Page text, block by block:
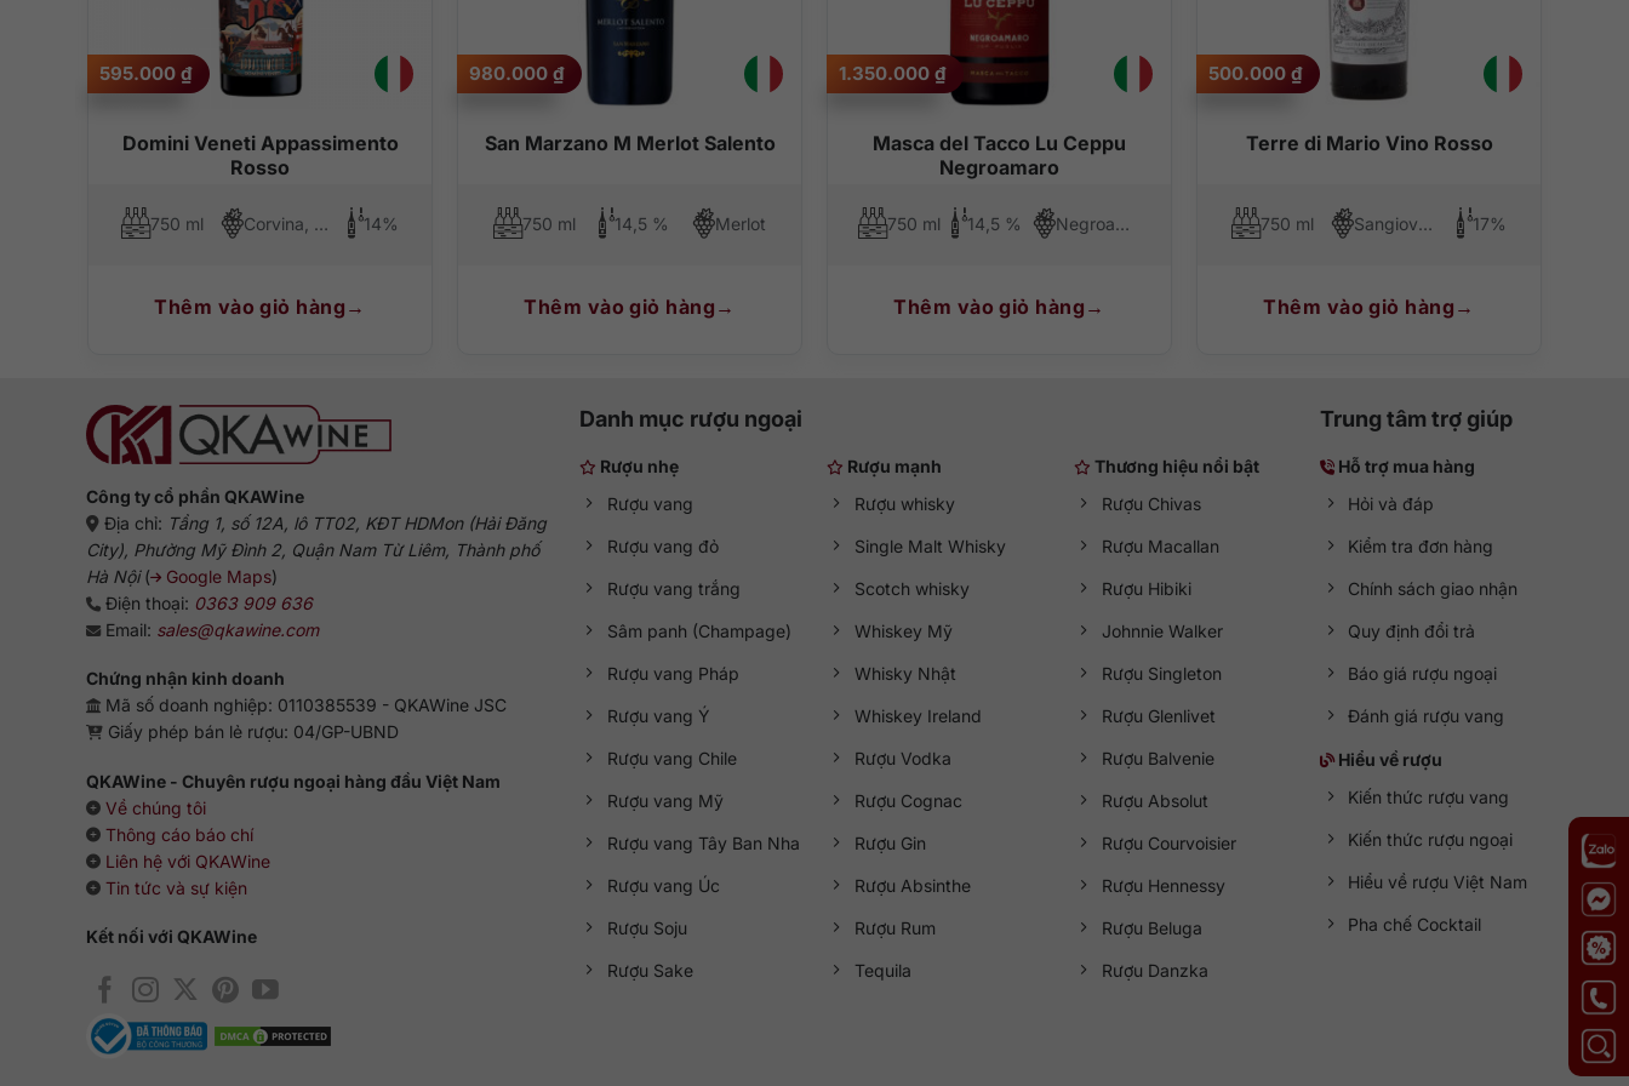
5. Mua Antinori Peppoli Chianti Classico chính hãng tại
Antinori Peppoli Chianti Classico là lựa chọn đáng cân nhắc nếu bạn muốn tìm một chai vang đỏ Toscanacó nền tảng thương hiệu mạnh, phong cách thanh lịch và khả năng dùng
linh hoạt trong nhiều dịp. Chai rượu này phù hợp để uống cùng món ăn, tiếp khách nhẹ nhàng hoặc làm quà tặng mang tính chỉn chu và an toàn.
QKAWine, bạn có thể tìm thấy các dòng rượu vang nhập khẩu chính hãng với thông tin rõ ràng, tư vấn phù hợp và danh mục sản phẩm được tuyển chọn kỹ lưỡng. Nếu bạn đang
cần một chai Chianti Classico mang dấu ấn Antinori để bổ sung vào tủ rượu hoặc dùng cho bữa tối lịch sự, Antinori Peppoli Chianti Classico là gợi ý rất đáng để ưu tiên.
Domini Veneti Appassimento
Rosso
595.000 ₫
750 ml Corvina, Corvinone, Rondinella 14%
Thêm vào giỏ hàng
San Marzano M Merlot Salento
980.000 ₫
750 ml 14,5 % Merlot
Thêm vào giỏ hàng
Masca del Tacco Lu Ceppu
Negroamaro
1.350.000 ₫
750 ml 14,5 % Negroamaro
Thêm vào giỏ hàng
Terre di Mario Vino Rosso
500.000 ₫
750 ml Sangiovese, Montepulciano, Malvasia Nera 17%
Thêm vào giỏ hàng
Công ty cổ phần QKAWine
Địa chỉ: Tầng 1, số 12A, lô TT02, KĐT HDMon (Hải Đăng
City), Phường Mỹ Đình 2, Quận Nam Từ Liêm, Thành phố
Hà Nội( Google Maps)
Điện thoại: 0363 909 636
Email: sales@qkawine.com
Chứng nhận kinh doanh
Mã số doanh nghiệp: 0110385539 - QKAWine JSC
Giấy phép bán lẻ rượu: 04/GP-UBND
QKAWine - Chuyên rượu ngoại hàng đầu Việt Nam
Về chúng tôi
Thông cáo báo chí
Liên hệ với QKAWine
Tin tức và sự kiện
Kết nối với QKAWine
Danh mục rượu ngoại
Rượu nhẹ
Rượu vang
Rượu vang đỏ
Rượu vang trắng
Sâm panh (Champage)
Rượu vang Pháp
Rượu vang Ý
Rượu vang Chile
Rượu vang Mỹ
Rượu vang Tây Ban Nha
Rượu vang Úc
Rượu Soju
Rượu Sake
Rượu mạnh
Rượu whisky
Single Malt Whisky
Scotch whisky
Whiskey Mỹ
Whisky Nhật
Whiskey Ireland
Rượu Vodka
Rượu Cognac
Rượu Gin
Rượu Absinthe
Rượu Rum
Tequila
Thương hiệu nổi bật
Rượu Chivas
Rượu Macallan
Rượu Hibiki
Johnnie Walker
Rượu Singleton
Rượu Glenlivet
Rượu Balvenie
Rượu Absolut
Rượu Courvoisier
Rượu Hennessy
Rượu Beluga
Rượu Danzka
Trung tâm trợ giúp
Hỗ trợ mua hàng
Hỏi và đáp
Kiểm tra đơn hàng
Chính sách giao nhận
Quy định đổi trả
Báo giá rượu ngoại
Đánh giá rượu vang
Hiểu về rượu
Kiến thức rượu vang
Kiến thức rượu ngoại
Hiểu về rượu Việt Nam
Pha chế Cocktail